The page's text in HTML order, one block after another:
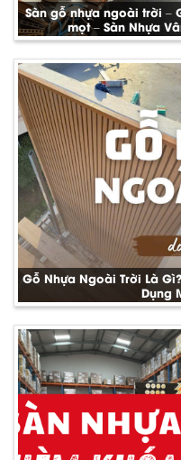
Sàn gỗ nhựa ngoài trời –
mọt – Sàn Nhựa
Gỗ Nhựa Ngoài Trời Là
Dụng